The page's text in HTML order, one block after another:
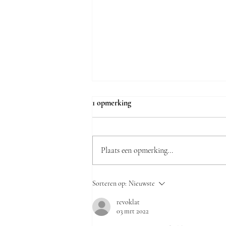
De Laatste Woorden van De
1 opmerking
Plaats een opmerking...
Sorteren op: Nieuwste
revoklat
03 mrt 2022